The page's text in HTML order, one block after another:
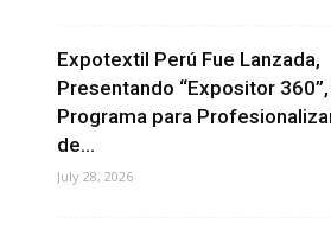
Expotextil Perú Fue Lanzada,
Presentando “Expositor
Programa para
de...
July 28, 2026